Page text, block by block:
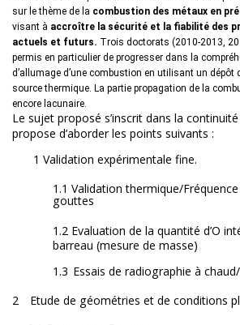
sur le thème de la combustion des métaux en
visant à accroître la sécurité et la fiabilité des
actuels et futurs. Trois doctorats (2010-2013,
permis en particulier de progresser dans la
d’allumage d’une combustion en utilisant un dépôt
source thermique. La partie propagation de la
encore lacunaire.
Le sujet proposé s’inscrit dans la
propose d’aborder les points suivants :
1 Validation expérimentale fine.
1.1 Validation thermique/
gouttes
1.2 Evaluation de la quantité d’O
barreau (mesure de masse)
1.3 Essais de radiographie à
2
Etude de géométries et de conditions